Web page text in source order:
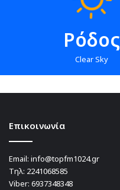
Ρόδος
Clear Sky
Επικοινωνία
Email: info@topfm1024.gr
Τηλ: 2241068585
Viber: 6937348348